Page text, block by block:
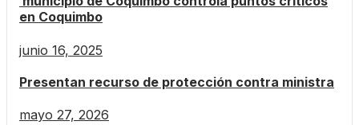
en Coquimbo
junio 16, 2025
Presentan recurso de protección contra ministra
mayo 27, 2026